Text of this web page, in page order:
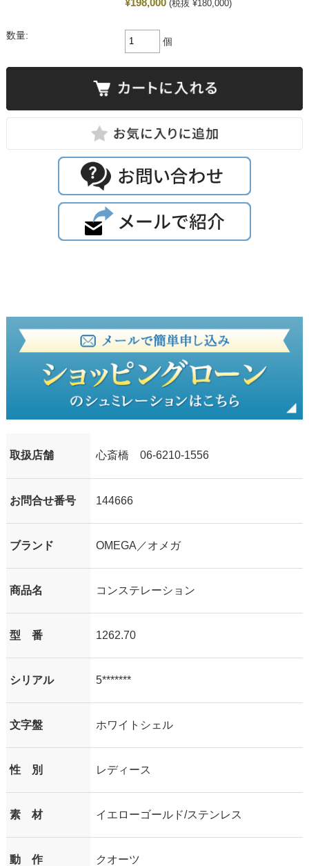
(税抜 ¥180,000)
数量:
個
取扱店舗 心斎橋 06-6210-1556
お問合せ番号 144666
ブランド OMEGA／オメガ
商品名 コンステレーション
型 番 1262.70
シリアル 5*******
文字盤 ホワイトシェル
性 別 レディース
素 材 イエローゴールド/ステンレス
動 作 クオーツ